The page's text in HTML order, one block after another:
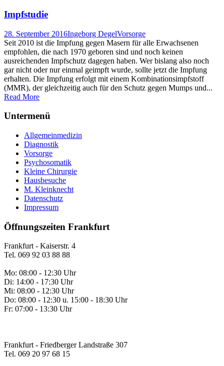
Impfstudie
28. September 2016Ingeborg DegelVorsorge
Seit 2010 ist die Impfung gegen Masern für alle Erwachsenen
empfohlen, die nach 1970 geboren sind und noch keinen
ausreichenden Impfschutz dagegen haben. Wer bislang also noch
gar nicht oder nur einmal geimpft wurde, sollte jetzt die Impfung
erhalten. Die Impfung erfolgt mit einem Kombinationsimpfstoff
(MMR), der gleichzeitig auch für den Schutz gegen Mumps und...
Read More
Untermenü
Allgemeinmedizin
Diagnostik
Vorsorge
Psychosomatik
Kleine Chirurgie
Hausbesuche
M. Kleinknecht
Datenschutz
Impressum
Öffnungszeiten Frankfurt
Frankfurt - Kaiserstr. 4
Tel. 069 92 03 88 88
Mo: 08:00 - 12:30 Uhr
Di: 14:00 - 17:30 Uhr
Mi: 08:00 - 12:30 Uhr
Do: 08:00 - 12:30 u. 15:00 - 18:30 Uhr
Fr: 07:00 - 13:30 Uhr
Frankfurt - Friedberger Landstraße 307
Tel. 069 20 97 68 15